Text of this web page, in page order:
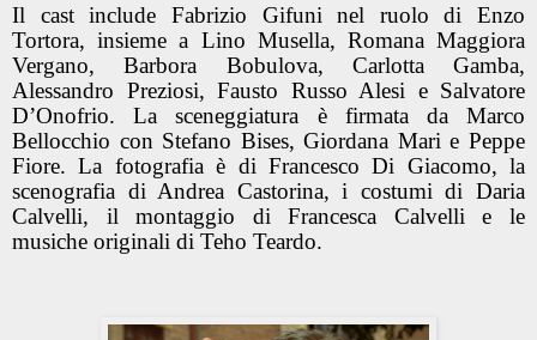
Il cast include Fabrizio Gifuni nel ruolo di Enzo
Tortora, insieme a Lino Musella, Romana Maggiora
Vergano, Barbora Bobulova, Carlotta Gamba,
Alessandro Preziosi, Fausto Russo Alesi e Salvatore
D’Onofrio. La sceneggiatura è firmata da Marco
Bellocchio con Stefano Bises, Giordana Mari e Peppe
Fiore. La fotografia è di Francesco Di Giacomo, la
scenografia di Andrea Castorina, i costumi di Daria
Calvelli, il montaggio di Francesca Calvelli e le
musiche originali di Teho Teardo.